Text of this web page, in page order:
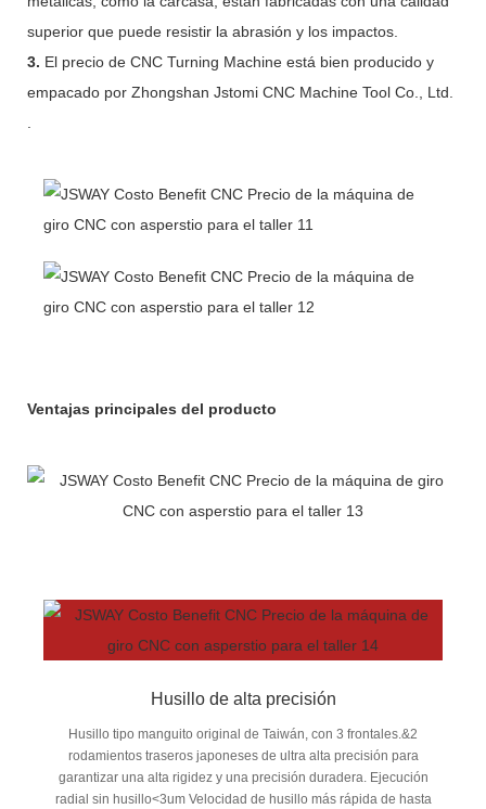
superior que puede resistir la abrasión y los impactos.
3. El precio de CNC Turning Machine está bien producido y
empacado por Zhongshan Jstomi CNC Machine Tool Co., Ltd.
Ventajas principales del producto
Husillo de alta precisión
Husillo tipo manguito original de Taiwán, con 3 frontales.&2
rodamientos traseros japoneses de ultra alta precisión para
garantizar una alta rigidez y una precisión duradera. Ejecución
radial sin husillo<3um Velocidad de husillo más rápida de hasta